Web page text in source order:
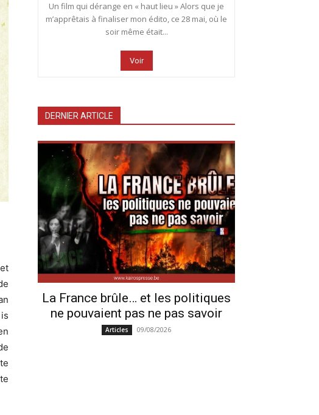
Un film qui dérange en « haut lieu » Alors que je
m’apprêtais à finaliser mon édito, ce 28 mai, où le
soir même était...
Voir
DERNIER ARTICLE
La France brûle… et les politiques
ne pouvaient pas ne pas savoir
Articles 09/08/2026